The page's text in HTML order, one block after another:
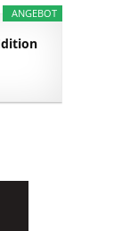
ANGEBOT